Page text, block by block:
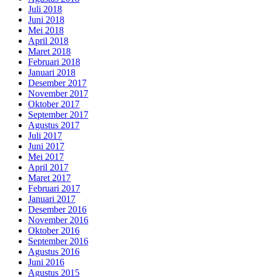
Juli 2018
Juni 2018
Mei 2018
April 2018
Maret 2018
Februari 2018
Januari 2018
Desember 2017
November 2017
Oktober 2017
September 2017
Agustus 2017
Juli 2017
Juni 2017
Mei 2017
April 2017
Maret 2017
Februari 2017
Januari 2017
Desember 2016
November 2016
Oktober 2016
September 2016
Agustus 2016
Juni 2016
Agustus 2015